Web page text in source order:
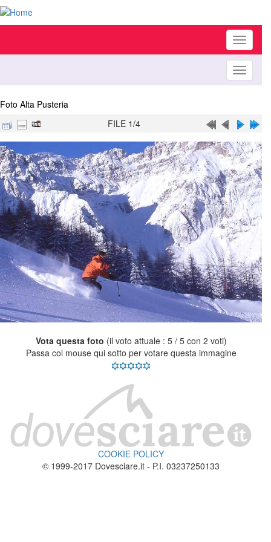
Toggle
Toggle
Foto Alta Pusteria
FILE 1/4
Vota questa foto (il voto attuale : 5 / 5 con 2 voti)
Passa col mouse qui sotto per votare questa immagine
COOKIE POLICY
© 1999-2017 Dovesciare.it - P.I. 03237250133